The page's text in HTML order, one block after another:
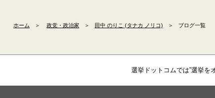
ホーム ＞ 政党・政治家 ＞ 田中 のりこ (タナカ ノリコ) ＞ ブログ一覧
選挙ドットコムでは”選挙を